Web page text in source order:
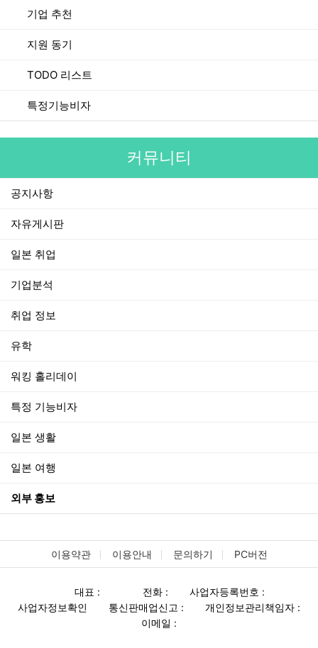
기업 추천
지원 동기
TODO 리스트
특정기능비자
커뮤니티
공지사항
자유게시판
일본 취업
기업분석
취업 정보
유학
워킹 홀리데이
특정 기능비자
일본 생활
일본 여행
외부 홍보
이용약관 이용안내 문의하기 PC버전
대표 : 전화 :
사업자등록번호 :
사업자정보확인
통신판매업신고 :
개인정보관리책임자 :
이메일 :